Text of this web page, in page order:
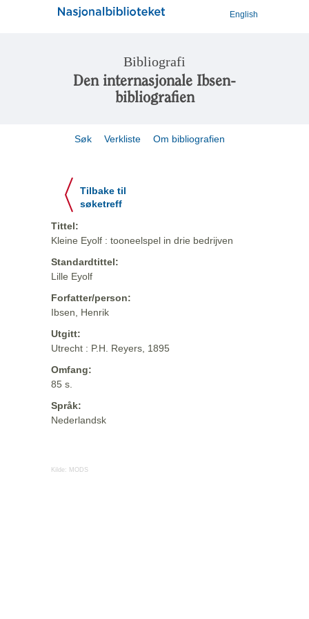
English
Bibliografi
Den internasjonale Ibsen-
bibliografien
Søk Verkliste Om bibliografien
Tilbake til
søketreff
Tittel:
Kleine Eyolf : tooneelspel in drie bedrijven
Standardtittel:
Lille Eyolf
Forfatter/person:
Ibsen, Henrik
Utgitt:
Utrecht : P.H. Reyers, 1895
Omfang:
85 s.
Språk:
Nederlandsk
Kilde: MODS